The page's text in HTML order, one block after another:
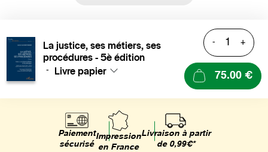
La justice, ses métiers, ses
procédures - 5è édition
- Livre papier
- +
75.00 €
Paiement
sécurisé
Impression
en France
Livraison à partir
de 0,99€*